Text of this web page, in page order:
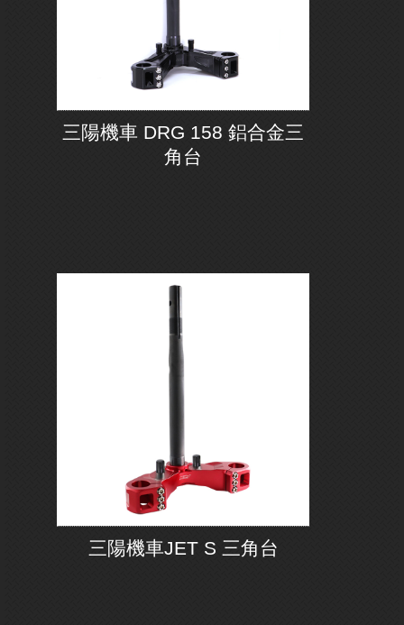
三陽機車 DRG 158 鋁合金三
角台
三陽機車JET S 三角台